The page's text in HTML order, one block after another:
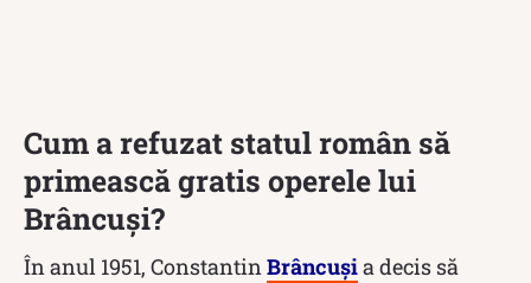
Cum a refuzat statul român să
primească gratis operele lui
Brâncuși?
În anul 1951, ConstantinBrâncușia decis să